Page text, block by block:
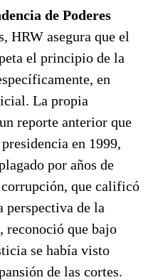
de Poderes
HRW asegura que el
el principio de la
en
La propia
reporte anterior que
en 1999,
por años de
que calificó
perspectiva de la
reconoció que bajo
se había visto
de las cortes.